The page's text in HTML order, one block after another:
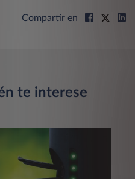
Compartir en
te interese